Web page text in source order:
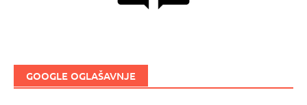
GOOGLE OGLAŠAVNJE